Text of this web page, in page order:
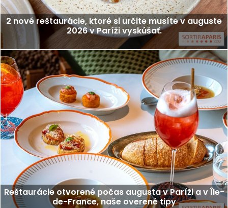
2 nové reštaurácie, ktoré si určite musíte v auguste
2026 v Paríži vyskúšať.
Reštaurácie otvorené počas augusta v Paríži a v Île-
de-France, naše overené tipy